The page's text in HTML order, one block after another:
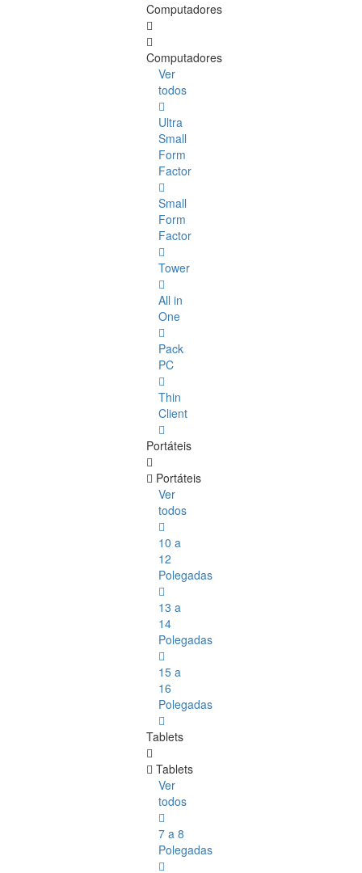
Computadores
Computadores
Ver
todos
Ultra
Small
Form
Factor
Small
Form
Factor
Tower
All in
One
Pack
PC
Thin
Client
Portáteis
Portáteis
Ver
todos
10 a
12
Polegadas
13 a
14
Polegadas
15 a
16
Polegadas
Tablets
Tablets
Ver
todos
7 a 8
Polegadas